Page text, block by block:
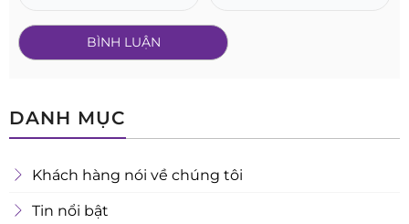
DANH MỤC
Khách hàng nói về chúng tôi
Tin nổi bật